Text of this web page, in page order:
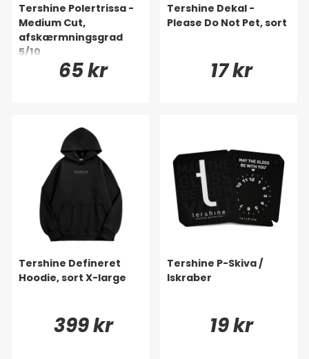
Tershine Polertrissa -
Medium Cut,
afskærmningsgrad
5/10
65 kr
Tershine Dekal -
Please Do Not Pet, sort
17 kr
Tershine Defineret
Hoodie, sort X-large
399 kr
Tershine P-Skiva /
Iskraber
19 kr